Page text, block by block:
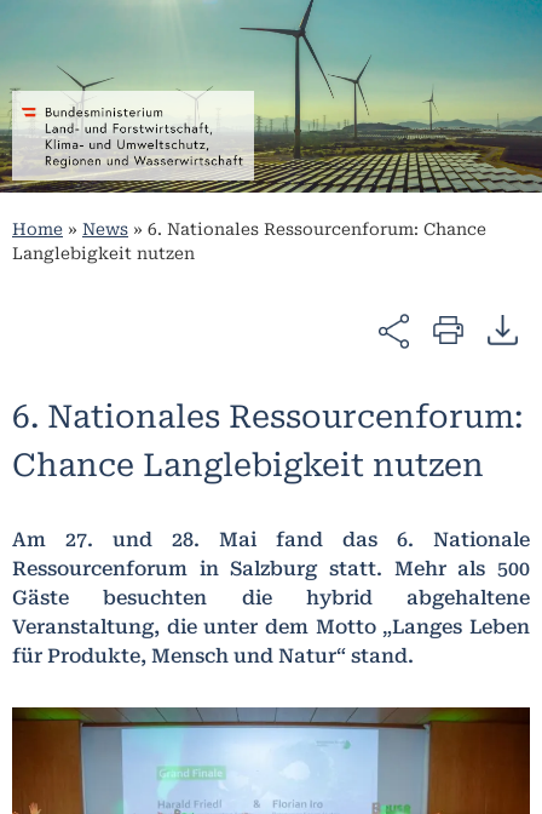
Home » News » 6. Nationales Ressourcenforum: Chance
Langlebigkeit nutzen
6. Nationales Ressourcenforum:
Chance Langlebigkeit nutzen
Am 27. und 28. Mai fand das 6. Nationale
Ressourcenforum in Salzburg statt. Mehr als 500
Gäste besuchten die hybrid abgehaltene
Veranstaltung, die unter dem Motto „Langes Leben
für Produkte, Mensch und Natur“ stand.